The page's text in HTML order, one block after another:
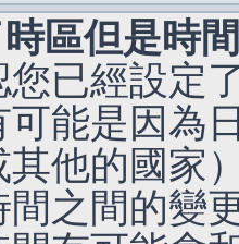
區但是時
您已經設定
能是因為
他的國家
間之間的變